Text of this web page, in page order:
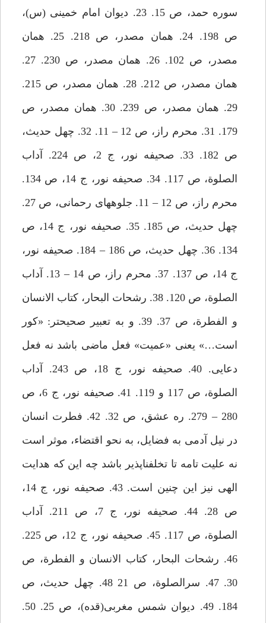
سوره حمد، ص 15. 23. ديوان امام خمينى (س)،
ص 198. 24. همان مصدر، ص 218. 25. همان
مصدر، ص 102. 26. همان مصدر، ص 230. 27.
همان مصدر، ص 212. 28. همان مصدر، ص 215.
29. همان مصدر، ص 239. 30. همان مصدر، ص
179. 31. محرم راز، ص 12 – 11. 32. چهل حديث،
ص 182. 33. صحيفه نور، ج 2، ص 224. آداب
الصلوة، ص 117. 34. صحيفه نور، ج 14، ص 134.
محرم راز، ص 12 – 11. جلوه‏هاى رحمانى، ص 27.
چهل حديث، ص 185. 35. صحيفه نور، ج 14، ص
134. 36. چهل حديث، ص 186 – 184. صحيفه نور،
ج 14، ص 137. 37. محرم راز، ص 14 – 13. آداب
الصلوة، ص 120. 38. رشحات البحار، كتاب الانسان
و الفطرة، ص 37. 39. و به تعبير صحيح‏تر: «كور
است…» يعنى «عميت» فعل ماضى باشد نه فعل
دعايى. 40. صحيفه نور، ج 18، ص 243. آداب
الصلوة، ص 117 و 119. 41. صحيفه نور، ج 6، ص
280 – 279. ره عشق، ص 32. 42. فطرت انسان
در نيل آدمى به فضايل، به نحو اقتضاء، موثر است
نه عليت تامه تا تخلف‏ناپذير باشد چه اين كه هدايت
الهى نيز اين چنين است. 43. صحيفه نور، ج 14،
ص 28. 44. صحيفه نور، ج 7، ص 211. آداب
الصلوة، ص 117. 45. صحيفه نور، ج 12، ص 225.
46. رشحات البحار، كتاب الانسان و الفطرة، ص
30. 47. سرالصلوة، ص 21 48. چهل حديث، ص
184. 49. ديوان شمس مغربى(قده)، ص 25. 50.